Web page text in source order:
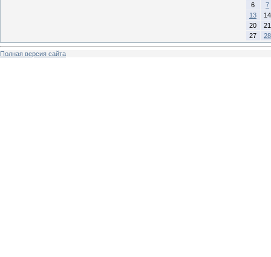
6
7
13
14
20
21
27
28
Полная версия сайта